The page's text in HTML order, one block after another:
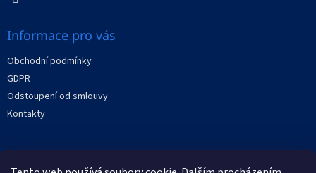
Informace pro vás
Obchodní podmínky
GDPR
Odstoupení od smlouvy
Kontakty
Facebook